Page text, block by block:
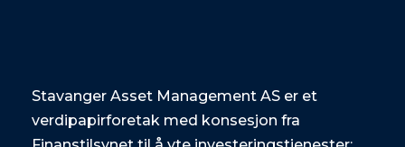
Stavanger Asset Management AS er et
verdipapirforetak med konsesjon fra